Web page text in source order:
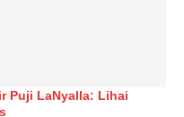
Puji LaNyalla: Lihai